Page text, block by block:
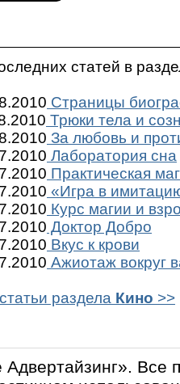
статей в
Страницы
Трюки тела и
За любовь и
Лаборатория сна
Практическая
«Игра в
Курс магии и
Доктор Добро
Вкус к крови
Ажиотаж вокруг
раздела Кино >>
Адвертайзинг».